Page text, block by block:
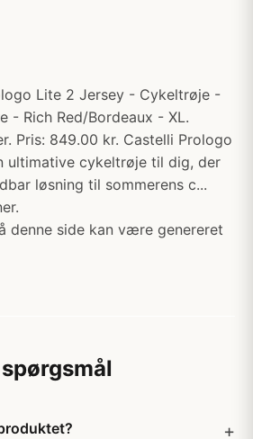
Lite 2 Jersey - Cykeltrøje -
- Rich Red/Bordeaux - XL.
Pris: 849.00 kr. Castelli Prologo
ultimative cykeltrøje til dig, der
løsning til sommerens c...
denne side kan være genereret